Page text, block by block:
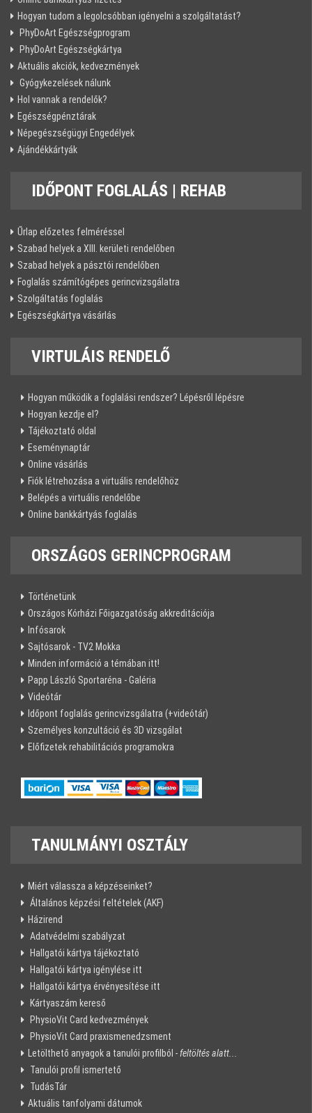
Hogyan tudom a legolcsóbban igényelni a szolgáltatást?
PhyDoArt Egészségprogram
PhyDoArt Egészségkártya
Aktuális akciók, kedvezmények
Gyógykezelések nálunk
Hol vannak a rendelők?
Egészségpénztárak
Népegészségügyi Engedélyek
Ajándékkártyák
IDŐPONT FOGLALÁS | REHAB
Űrlap előzetes felméréssel
Szabad helyek a XIII. kerületi rendelőben
Szabad helyek a pásztói rendelőben
Foglalás számítógépes gerincvizsgálatra
Szolgáltatás foglalás
Egészségkártya vásárlás
VIRTULÁIS RENDELŐ
Hogyan működik a foglalási rendszer? Lépésről lépésre
Hogyan kezdje el?
Tájékoztató oldal
Eseménynaptár
Online vásárlás
Fiók létrehozása a virtuális rendelőhöz
Belépés a virtuális rendelőbe
Online bankkártyás foglalás
ORSZÁGOS GERINCPROGRAM
Történetünk
Országos Kórházi Főigazgatóság akkreditációja
Infósarok
Sajtósarok - TV2 Mokka
Minden információ a témában itt!
Papp László Sportaréna - Galéria
Videótár
Időpont foglalás gerincvizsgálatra (+videótár)
Személyes konzultáció és 3D vizsgálat
Előfizetek rehabilitációs programokra
TANULMÁNYI OSZTÁLY
Miért válassza a képzéseinket?
Általános képzési feltételek (AKF)
Házirend
Adatvédelmi szabályzat
Hallgatói kártya tájékoztató
Hallgatói kártya igénylése itt
Hallgatói kártya érvényesítése itt
Kártyaszám kereső
PhysioVit Card kedvezmények
PhysioVit Card praxismenedzsment
Letölthető anyagok a tanulói profilból - feltöltés alatt...
Tanulói profil ismertető
TudásTár
Aktuális tanfolyami dátumok